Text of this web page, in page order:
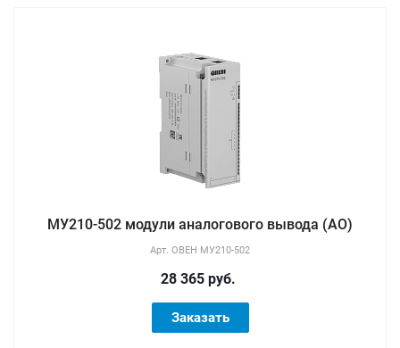
МУ210-502 модули аналогового вывода (AO)
Арт. ОВЕН МУ210-502
28 365 руб.
Заказать